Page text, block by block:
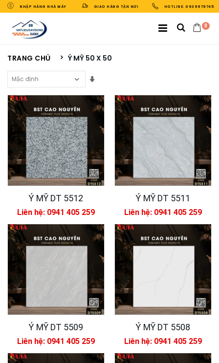
NHẬP HÀNG NHÀ MÁY GIAO HÀNG TẬN NƠI HOTLINE: 0939979745
0
TRANG CHỦ Ý MỸ 50 X 50
Sắp Xếp Theo
Ý MỸ DT 5512
Liên hệ: 0941 405 259
Ý MỸ DT 5511
Liên hệ: 0941 405 259
Ý MỸ DT 5509
Liên hệ: 0941 405 259
Ý MỸ DT 5508
Liên hệ: 0941 405 259